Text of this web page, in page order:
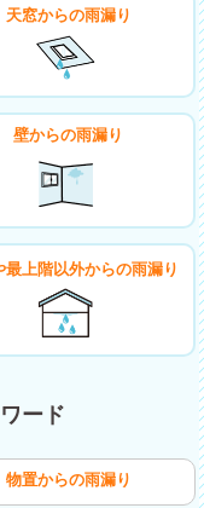
天窓からの雨漏り
壁からの雨漏り
最上階以外からの雨漏り
ード
物置からの雨漏り